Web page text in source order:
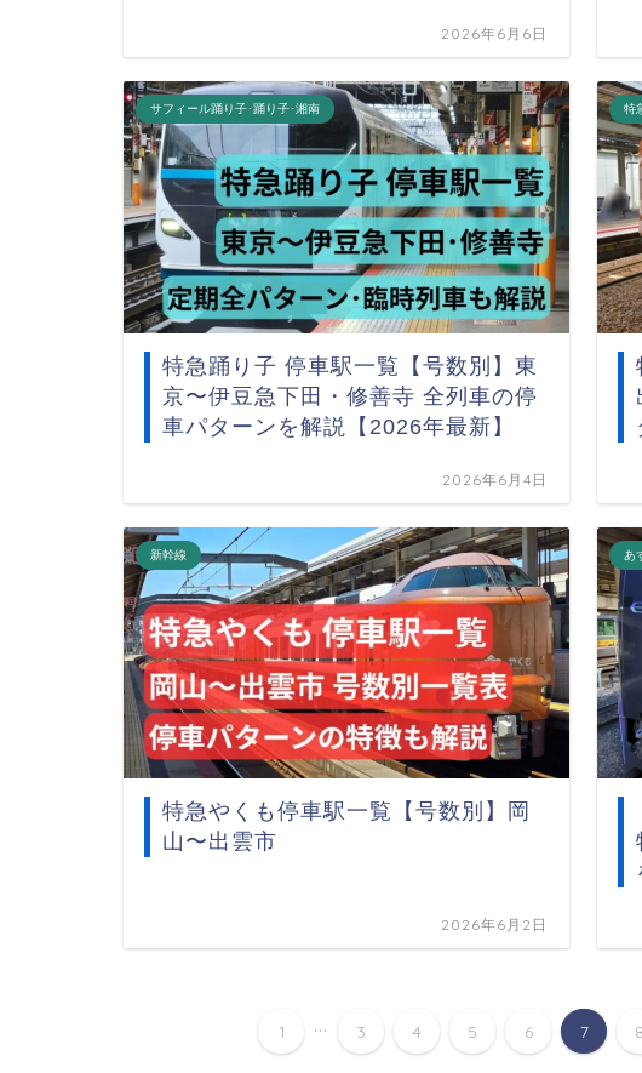
2026年6月6日
サフィール踊り子･踊り子･湘南
特急踊り子 停車駅一覧【号数別】東
京〜伊豆急下田・修善寺 全列車の停
車パターンを解説【2026年最新】
2026年6月4日
特
新幹線
特急やくも停車駅一覧【号数別】岡
山〜出雲市
2026年6月2日
あ
1 ... 3 4 5 6 7 8